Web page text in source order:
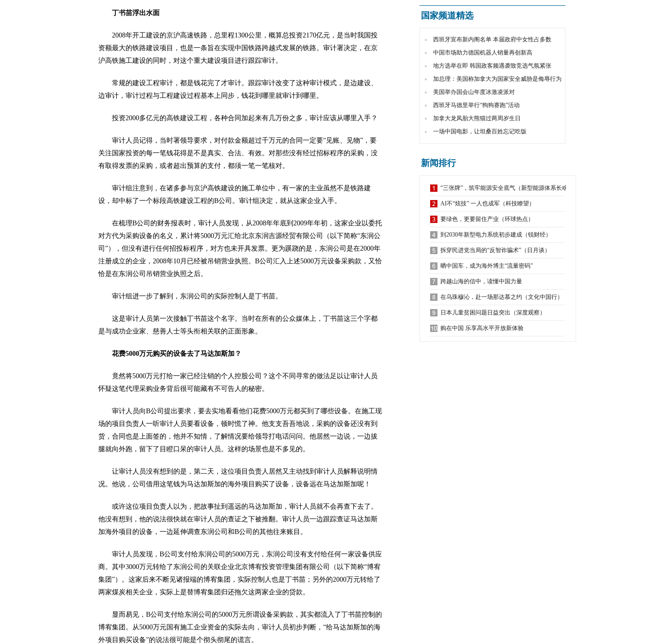
丁书苗浮出水面
2008年开工建设的京沪高速铁路，总里程1300公里，概算总投资2170亿元，是当时我国投
资额最大的铁路建设项目，也是一条旨在实现中国铁路跨越式发展的铁路。审计署决定，在京
沪高铁施工建设的同时，对这个重大建设项目进行跟踪审计。
常规的建设工程审计，都是钱花完了才审计。跟踪审计改变了这种审计模式，是边建设、
边审计，审计过程与工程建设过程基本上同步，钱花到哪里就审计到哪里。
投资2000多亿元的高铁建设工程，各种合同加起来有几万份之多，审计应该从哪里入手？
审计人员记得，当时署领导要求，对付款金额超过千万元的合同一定要“见账、见物”，要
关注国家投资的每一笔钱花得是不是真实、合法、有效。对那些没有经过招标程序的采购，没
有取得发票的采购，或者超出预算的支付，都须一笔一笔核对。
审计组注意到，在诸多参与京沪高铁建设的施工单位中，有一家的主业虽然不是铁路建
设，却中标了一个标段高铁建设工程的B公司。审计组决定，就从这家企业入手。
在梳理B公司的财务报表时，审计人员发现，从2008年年底到2009年年初，这家企业以委托
对方代为采购设备的名义，累计将5000万元汇给北京东润吉源经贸有限公司（以下简称“东润公
司”），但没有进行任何招投标程序，对方也未开具发票。更为蹊跷的是，东润公司是在2000年
注册成立的企业，2008年10月已经被吊销营业执照。B公司汇入上述5000万元设备采购款，又恰
恰是在东润公司吊销营业执照之后。
审计组进一步了解到，东润公司的实际控制人是丁书苗。
这是审计人员第一次接触丁书苗这个名字。当时在所有的公众媒体上，丁书苗这三个字都
是与成功企业家、慈善人士等头衔相关联的正面形象。
花费5000万元购买的设备去了马达加斯加？
竟然将5000万元打给一家已经注销的个人控股公司？这个不同寻常的做法足以让审计人员
怀疑这笔代理采购业务背后很可能藏有不可告人的秘密。
审计人员向B公司提出要求，要去实地看看他们花费5000万元都买到了哪些设备。在施工现
场的项目负责人一听审计人员要看设备，顿时慌了神。他支支吾吾地说，采购的设备还没有到
货，合同也是上面签的，他并不知情，了解情况要给领导打电话问问。他居然一边说，一边拔
腿就向外跑，留下了目瞪口呆的审计人员。这样的场景也是不多见的。
让审计人员没有想到的是，第二天，这位项目负责人居然又主动找到审计人员解释说明情
况。他说，公司借用这笔钱为马达加斯加的海外项目购买了设备，设备远在马达加斯加呢！
或许这位项目负责人以为，把故事扯到遥远的马达加斯加，审计人员就不会再查下去了。
他没有想到，他的说法很快就在审计人员的查证之下被推翻。审计人员一边跟踪查证马达加斯
加海外项目的设备，一边延伸调查东润公司和B公司的其他往来账目。
审计人员发现，B公司支付给东润公司的5000万元，东润公司没有支付给任何一家设备供应
商。其中3000万元转给了东润公司的关联企业北京博宥投资管理集团有限公司（以下简称“博宥
集团”）。这家后来不断见诸报端的博宥集团，实际控制人也是丁书苗；另外的2000万元转给了
两家煤炭相关企业，实际上是替博宥集团归还拖欠这两家企业的贷款。
显而易见，B公司支付给东润公司的5000万元所谓设备采购款，其实都流入了丁书苗控制的
博宥集团。从5000万元国有施工企业资金的实际去向，审计人员初步判断，“给马达加斯加的海
外项目购买设备”的说法很可能是个彻头彻尾的谎言。
国家频道精选
西班牙宣布新内阁名单 本届政府中女性占多数
中国市场助力德国机器人销量再创新高
地方选举在即 韩国政客频遇袭致竞选气氛紧张
加总理：美国称加拿大为国家安全威胁是侮辱行为
美国举办国会山年度冰激凌派对
西班牙马德里举行“狗狗赛跑”活动
加拿大龙凤胎大熊猫过两周岁生日
一场中国电影，让坦桑百姓忘记吃饭
新闻排行
“三张牌”，筑牢能源安全底气（新型能源体系长啥样？①）
AI不“炫技” 一人也成军（科技瞭望）
要绿色，更要留住产业（环球热点）
到2030年新型电力系统初步建成（锐财经）
拆穿民进党当局的“反智诈骗术”（日月谈）
晒中国车，成为海外博主“流量密码”
跨越山海的信中，读懂中国力量
在乌珠穆沁，赴一场那达慕之约（文化中国行）
日本儿童贫困问题日益突出（深度观察）
购在中国 乐享高水平开放新体验